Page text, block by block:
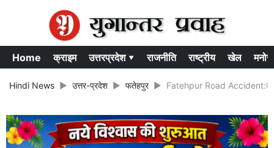
Home क्राइम उत्तरप्रदेश ▾ राजनीति राष्ट्रीय खेल
Hindi News उत्तर-प्रदेश फतेहपुर Fatehpur Road